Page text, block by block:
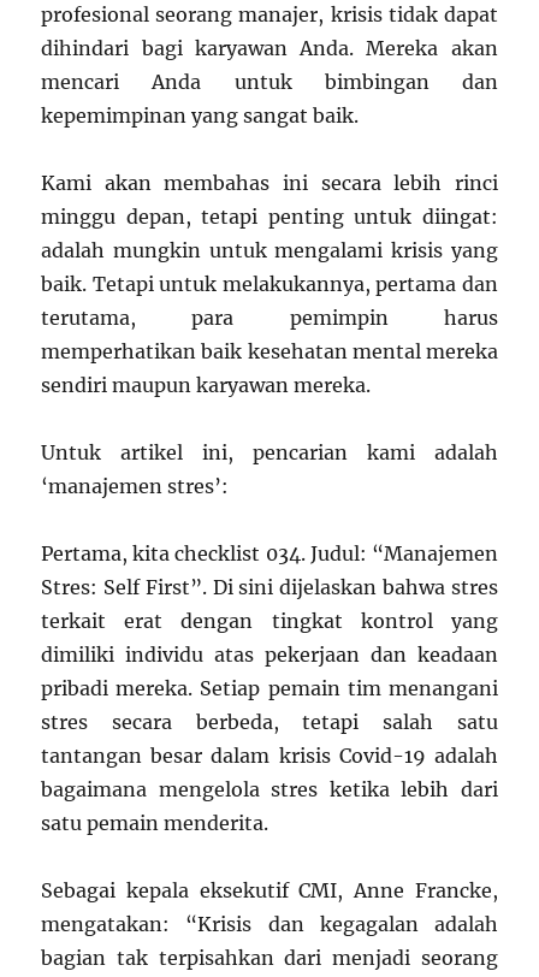
profesional seorang manajer, krisis tidak dapat
dihindari bagi karyawan Anda. Mereka akan
mencari Anda untuk bimbingan dan
kepemimpinan yang sangat baik.
Kami akan membahas ini secara lebih rinci
minggu depan, tetapi penting untuk diingat:
adalah mungkin untuk mengalami krisis yang
baik. Tetapi untuk melakukannya, pertama dan
terutama, para pemimpin harus
memperhatikan baik kesehatan mental mereka
sendiri maupun karyawan mereka.
Untuk artikel ini, pencarian kami adalah
‘manajemen stres’:
Pertama, kita checklist 034. Judul: “Manajemen
Stres: Self First”. Di sini dijelaskan bahwa stres
terkait erat dengan tingkat kontrol yang
dimiliki individu atas pekerjaan dan keadaan
pribadi mereka. Setiap pemain tim menangani
stres secara berbeda, tetapi salah satu
tantangan besar dalam krisis Covid-19 adalah
bagaimana mengelola stres ketika lebih dari
satu pemain menderita.
Sebagai kepala eksekutif CMI, Anne Francke,
mengatakan: “Krisis dan kegagalan adalah
bagian tak terpisahkan dari menjadi seorang